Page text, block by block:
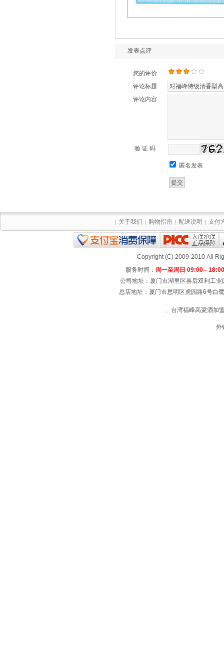
发表点评
您的评价
评论标题
评论内容
验 证 码
匿名发表
| 关于我们 | 购物指南 | 配送说明 | 支付
Copyright (C) 2009-2010 All
服务时间： 周一至周日 09:00-- 18:00
公司地址：厦门市湖里区县后双利工
总店地址：厦门市思明区虎园路6号白
、台湾福峰高粱酒加
外